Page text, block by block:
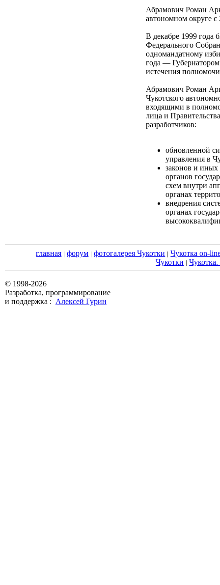
Абрамович Роман
автономном округе с
В декабре 1999 года
Федерального
одномандатному
года —
истечения
Абрамович Роман
Чукотского
входящими в
лица и
разработчиков:
обновленной
управления в
законов и иных
органов
схем внутри
органах
внедрения
органах
главная | форум | фотогалерея Чукотки | Чукотка on-
Чукотки | Чукотка.
© 1998-2026
Разработка, программирование
и поддержка : Алексей Гурин